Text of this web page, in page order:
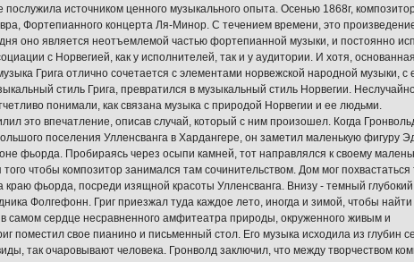
источником ценного музыкального опыта. Осенью 1868г,
Фортепианного концерта Ля-Минор. С течением времени, это
оно является неотъемлемой частью фортепианной музыки, и постоянно
с Норвегией, как у исполнителей, так и у аудитории. И хотя,
Грига отлично сочетается с элементами норвежской народной музыки, с
стиль Грига, превратился в музыкальный стиль Норвегии.
понимали, как связана музыка с природой Норвегии и ее людьми.
это впечатление, описав случай, который с ним произошел. Когда
поселения Улленсванга в Хардангере, он заметил маленькую фигуру
фьорда. Пробираясь через осыпи камней, тот направлялся к своему
чтобы композитор занимался там сочинительством. Дом мог похвастаться
фьорда, посреди изящной красоты Улленсванга. Внизу - темный
Фолгефонн. Григ приезжал туда каждое лето, иногда и зимой, чтобы найти
самом сердце несравненного амфитеатра природы, окруженного живым и
поместил свое пианино и письменный стол. Его музыка исходила из глубин
так очаровывают человека. Гронволд заключил, что между творчеством